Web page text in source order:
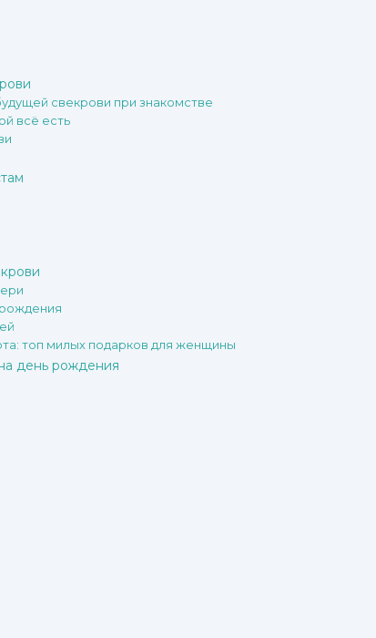
свекрови при знакомстве
всё есть
топ милых подарков для женщины
день рождения